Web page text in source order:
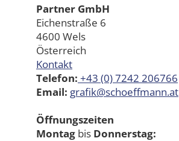
Partner GmbH
Eichenstraße 6
4600 Wels
Österreich
Kontakt
Telefon: +43 (0) 7242 206766
Email: grafik@schoeffmann.at
Öffnungszeiten
Montag bis Donnerstag: